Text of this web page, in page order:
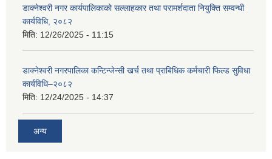
डाक्नेश्वरी नगर कार्यपालिकाको सल्लाहकार तथा परामर्शदाता नियुक्ति सम्वन्धी
कार्यविधि, २०८२
मिति: 12/26/2025 - 11:15
डाक्नेश्वरी नगरपालिका कन्टिन्जेन्सी खर्च तथा प्राबिधिक कर्मचारी फिल्ड सुविधा
कार्यविधि–२०८२
मिति: 12/24/2025 - 14:37
अन्य